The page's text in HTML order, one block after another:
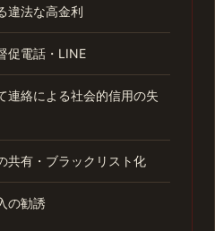
違法な高金利
促電話・LINE
連絡による社会的信用の失
共有・ブラックリスト化
の勧誘